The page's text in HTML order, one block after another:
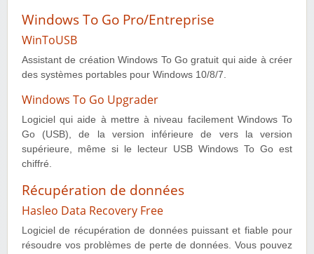
Windows To Go Pro/Entreprise
WinToUSB
Assistant de création Windows To Go gratuit qui aide à créer
des systèmes portables pour Windows 10/8/7.
Windows To Go Upgrader
Logiciel qui aide à mettre à niveau facilement Windows To
Go (USB), de la version inférieure de vers la version
supérieure, même si le lecteur USB Windows To Go est
chiffré.
Récupération de données
Hasleo Data Recovery Free
Logiciel de récupération de données puissant et fiable pour
résoudre vos problèmes de perte de données. Vous pouvez